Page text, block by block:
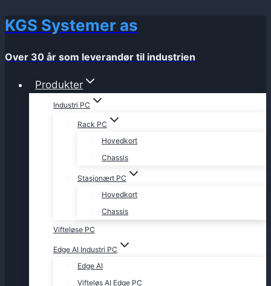
Skip
content
KGS Systemer as
Over 30 år som leverandør til industrien
Produkter
Industri PC
Rack PC
Hovedkort
Chassis
Stasjonært PC
Hovedkort
Chassis
Vifteløse PC
Edge AI Industri PC
Edge AI
Vifteløs AI Edge PC